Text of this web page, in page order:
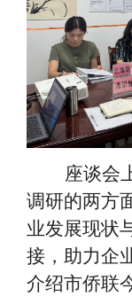
座谈会
调研的两方
业发展现状
接，助力企
介绍市侨联